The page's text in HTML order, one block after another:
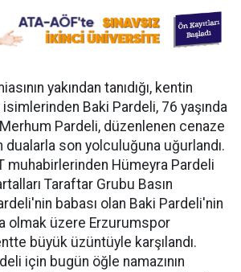
yakından tanıdığı, kentin
Baki Pardeli, 76 yaşında
Merhum Pardeli, düzenlenen cenaze
dualarla son yolculuğuna uğurlandı.
muhabirlerinden Hümeyra Pardeli
Taraftar Grubu Basın
babası olan Baki Pardeli'nin
olmak üzere Erzurumspor
büyük üzüntüyle karşılandı.
için bugün öğle namazının